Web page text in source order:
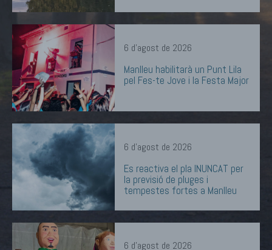
6 d'agost de 2026
Manlleu habilitarà un Punt Lila
pel Fes-te Jove i la Festa Major
6 d'agost de 2026
Es reactiva el pla INUNCAT per
la previsió de pluges i
tempestes fortes a Manlleu
6 d'agost de 2026